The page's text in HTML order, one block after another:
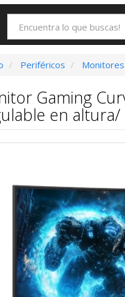
Periféricos Monitores
Gaming
en